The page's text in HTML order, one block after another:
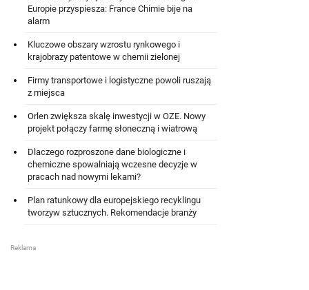
Europie przyspiesza: France Chimie bije na
alarm
Kluczowe obszary wzrostu rynkowego i
krajobrazy patentowe w chemii zielonej
Firmy transportowe i logistyczne powoli ruszają
z miejsca
Orlen zwiększa skalę inwestycji w OZE. Nowy
projekt połączy farmę słoneczną i wiatrową
Dlaczego rozproszone dane biologiczne i
chemiczne spowalniają wczesne decyzje w
pracach nad nowymi lekami?
Plan ratunkowy dla europejskiego recyklingu
tworzyw sztucznych. Rekomendacje branży